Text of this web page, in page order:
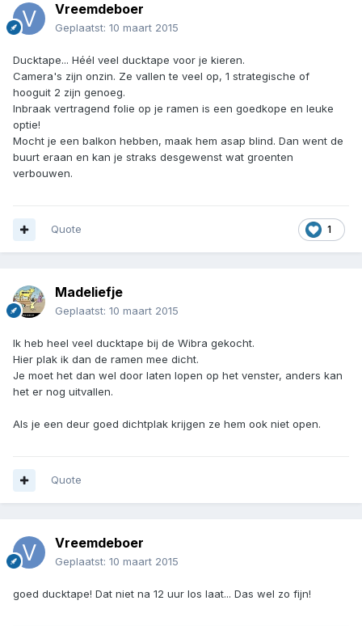
Vreemdeboer
Geplaatst: 10 maart 2015
Ducktape... Héél veel ducktape voor je kieren.
Camera's zijn onzin. Ze vallen te veel op, 1 strategische of
hooguit 2 zijn genoeg.
Inbraak vertragend folie op je ramen is een goedkope en leuke
optie!
Mocht je een balkon hebben, maak hem asap blind. Dan went de
buurt eraan en kan je straks desgewenst wat groenten
verbouwen.
1
Quote
Madeliefje
Geplaatst: 10 maart 2015
Ik heb heel veel ducktape bij de Wibra gekocht.
Hier plak ik dan de ramen mee dicht.
Je moet het dan wel door laten lopen op het venster, anders kan
het er nog uitvallen.
Als je een deur goed dichtplak krijgen ze hem ook niet open.
Quote
Vreemdeboer
Geplaatst: 10 maart 2015
goed ducktape! Dat niet na 12 uur los laat... Das wel zo fijn!